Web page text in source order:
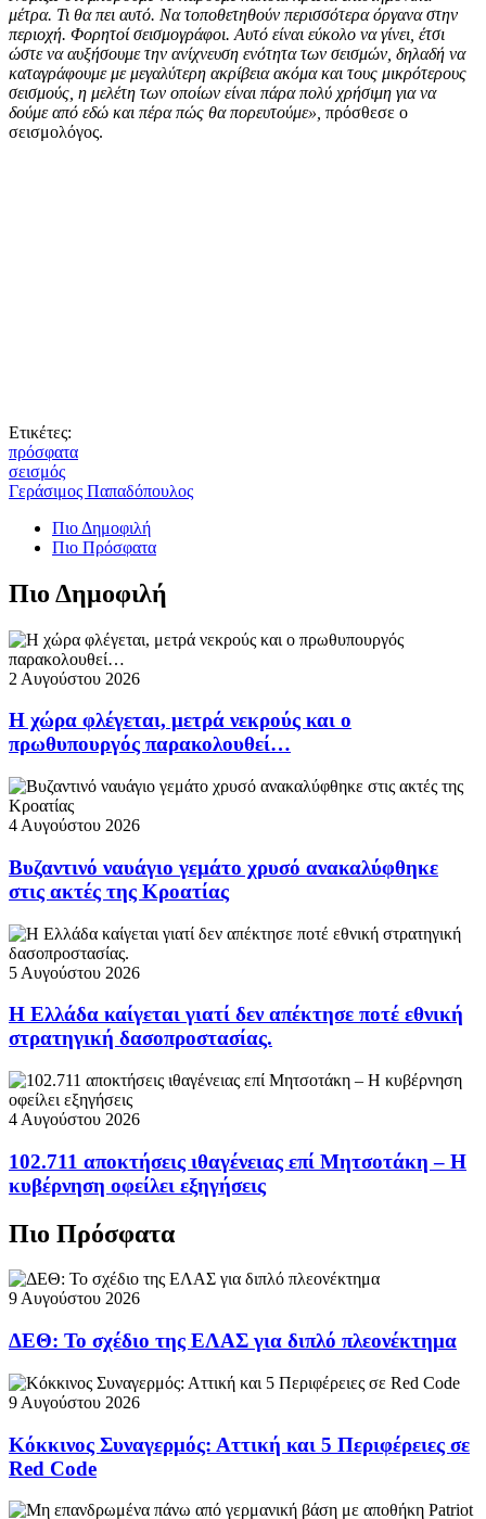
μέτρα. Τι θα πει αυτό. Να τοποθετηθούν περισσότερα όργανα στην
περιοχή. Φορητοί σεισμογράφοι. Αυτό είναι εύκολο να γίνει, έτσι
ώστε να αυξήσουμε την ανίχνευση ενότητα των σεισμών, δηλαδή να
καταγράφουμε με μεγαλύτερη ακρίβεια ακόμα και τους μικρότερους
σεισμούς, η μελέτη των οποίων είναι πάρα πολύ χρήσιμη για να
δούμε από εδώ και πέρα πώς θα πορευτούμε», πρόσθεσε ο
σεισμολόγος.
Ετικέτες:
πρόσφατα
σεισμός
Γεράσιμος Παπαδόπουλος
Πιο Δημοφιλή
Πιο Πρόσφατα
Πιο Δημοφιλή
2 Αυγούστου 2026
Η χώρα φλέγεται, μετρά νεκρούς και ο
πρωθυπουργός παρακολουθεί…
4 Αυγούστου 2026
Βυζαντινό ναυάγιο γεμάτο χρυσό ανακαλύφθηκε
στις ακτές της Κροατίας
5 Αυγούστου 2026
Η Ελλάδα καίγεται γιατί δεν απέκτησε ποτέ εθνική
στρατηγική δασοπροστασίας.
4 Αυγούστου 2026
102.711 αποκτήσεις ιθαγένειας επί Μητσοτάκη – Η
κυβέρνηση οφείλει εξηγήσεις
Πιο Πρόσφατα
9 Αυγούστου 2026
ΔΕΘ: Το σχέδιο της ΕΛΑΣ για διπλό πλεονέκτημα
9 Αυγούστου 2026
Κόκκινος Συναγερμός: Αττική και 5 Περιφέρειες σε
Red Code